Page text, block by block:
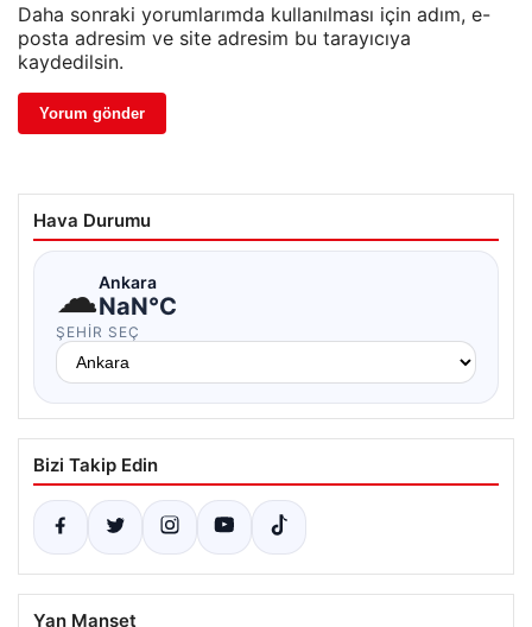
Daha sonraki yorumlarımda kullanılması için adım, e-
posta adresim ve site adresim bu tarayıcıya
kaydedilsin.
Hava Durumu
☁Ankara
NaN°C
ŞEHIR SEÇ
Bizi Takip Edin
Yan Manşet